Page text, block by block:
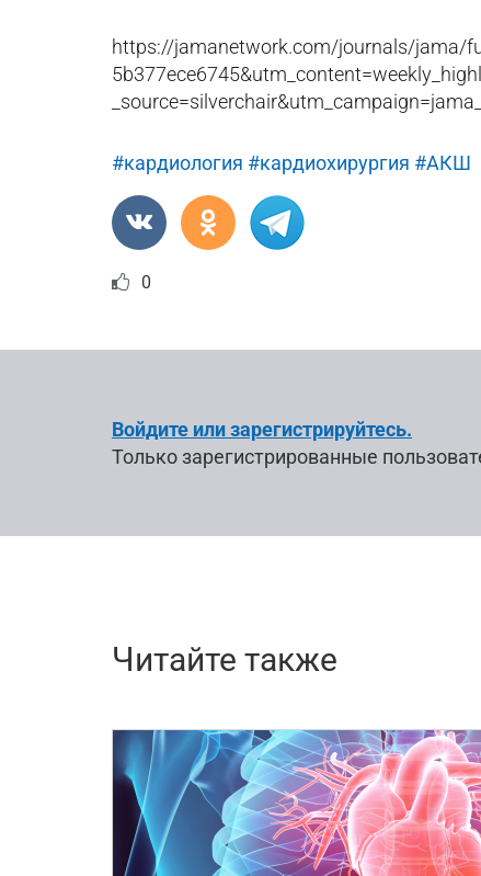
https://jamanetwork.com/journals/jama/
#кардиология #кардиохирургия #АКШ
0
Войдите или зарегистрируйтесь.
Только зарегистрированные
Читайте также